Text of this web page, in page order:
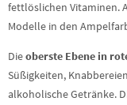
fettlöslichen Vitaminen.
Modelle in den
Dieoberste Ebene in
Süßigkeiten,
alkoholische Getränke.